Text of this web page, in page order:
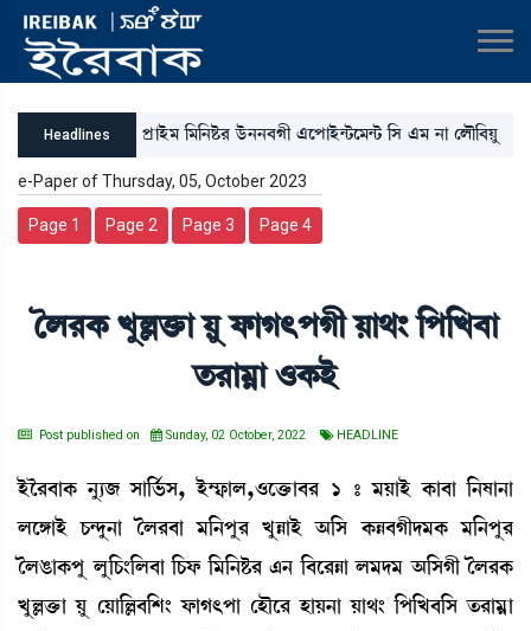
Headlines
šøàÒü³ [³[>Ê¡¹ l¡ü>>¤Kã &ìšàÒü@i¡ì³@i¡ [Î &³ >à ëºï[¤Úå
- A¡}ìNøÎ
e-Paper of Thursday, 05, October 2023
Page 1 Page 2 Page 3 Page 4
íº¹A¡ JåÀv¡û¡à Úå ó¡àK;šKã Úà=} [š[J¤à
t¡¹à³¥à *A¡Òü
Post published on Sunday, 02 October, 2022 HEADLINE
Òüî¹¤àA¡ >å¸\ Îà[®¢¡Î, Òü´£¡àº,*ìv¡û¡à¤¹ 1 – ³ÚàÒü A¡à¤à [>Èà>à
ºìUàÒü W¡@ƒå>à íº¹¤à ³[>šå¹ JåÄàÒü "[Î A¡Ä¤Kãƒ³A¡ ³[>šå¹
íºR¡àA¡šå ºå[W¡}[º¤à [W¡ó¡ [³[>Ê¡¹ &> [¤ì¹Äà º³ƒ³ "[ÎKã íº¹A¡
JåÀv¡û¡à Úå ëÚà[À¤[Å} ó¡àK;šà ëÒïì¹ ÒàÚ>à Úà=} [š[J¤[Î t¡¹à³¥à